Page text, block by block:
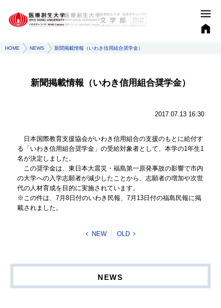
HOME NEWS 新聞掲載情報（いわき信用組合奨学金）
新聞掲載情報（いわき信用組合奨学金）
2017.07.13 16:30
日本国際教育支援協会がいわき信用組合の支援のもとに給付す
る「いわき信用組合奨学金」の受給対象者として、本学の1年生1
名が決定しました。
この奨学金は、東日本大震災・福島第一原発事故の影響で市内
の大学への入学志願者が減少したことから、志願者の増加や次世
代の人材育成を目的に実施されています。
※この件は、7月8日付のいわき民報、7月13日付の福島民報に掲
載されました。
NEW OLD
NEWS